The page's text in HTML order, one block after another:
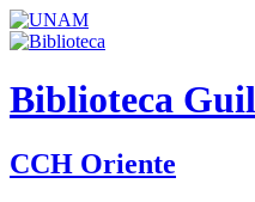
Biblioteca
CCH Oriente